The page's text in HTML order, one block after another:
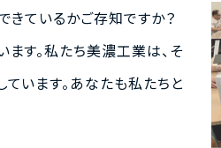
きているかご存知ですか？
す。私たち美濃工業は、そ
います。あなたも私たちと